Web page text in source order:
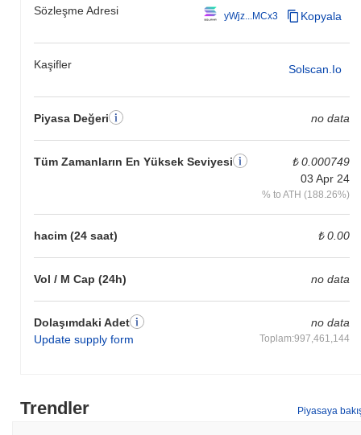
Sözleşme Adresi yWjz...MCx3 Kopyala
Kaşifler Solscan.io
Piyasa Değeri no data
Tüm Zamanların En Yüksek Seviyesi
₺ 0.000749
03 Apr 24
% to ATH (188.26%)
hacim (24 saat) ₺ 0.00
Vol / M Cap (24h) no data
Dolaşımdaki Adet
Update supply form
no data
Toplam:997,461,144
Trendler Piyasaya